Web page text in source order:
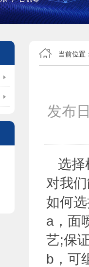
当前位置
发布
选择
对我
如何
a，面
艺;保
b，可